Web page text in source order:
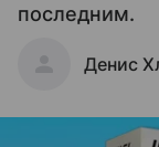
последним.
Денис